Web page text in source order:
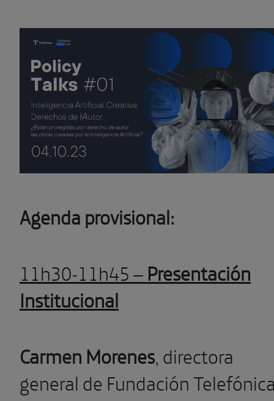
Agenda provisional:
11h30-11h45 –Presentación
Institucional
Carmen Morenes, directora
general de Fundación